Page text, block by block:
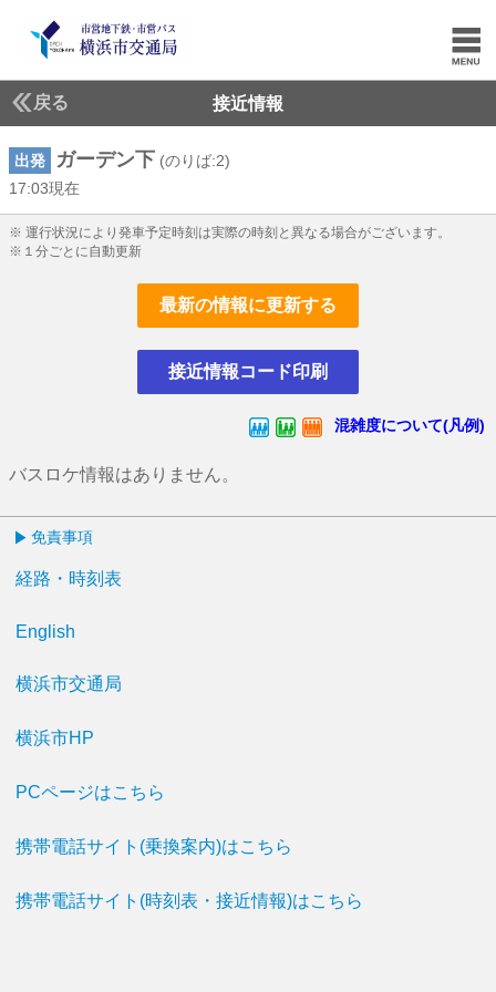
戻る 接近情報
出発 ガーデン下 (のりば:2)
17:03現在
※ 運行状況により発車予定時刻は実際の時刻と異なる場合がございます。
※１分ごとに自動更新
最新の情報に更新する
接近情報コード印刷
混雑度について(凡例)
バスロケ情報はありません。
免責事項
経路・時刻表
English
横浜市交通局
横浜市HP
PCページはこちら
携帯電話サイト(乗換案内)はこちら
携帯電話サイト(時刻表・接近情報)はこちら